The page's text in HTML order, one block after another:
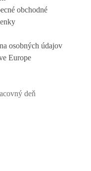
obchodné
osobných údajov
Europe
deň
skvelý zážitok z
na stránke Cookies.